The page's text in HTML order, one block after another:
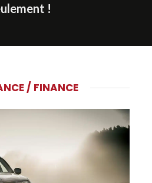
!
/ FINANCE